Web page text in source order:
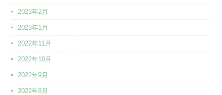
2023年2月
2023年1月
2022年11月
2022年10月
2022年9月
2022年8月